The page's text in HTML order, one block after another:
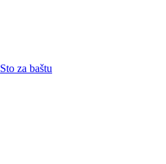
Sto za baštu